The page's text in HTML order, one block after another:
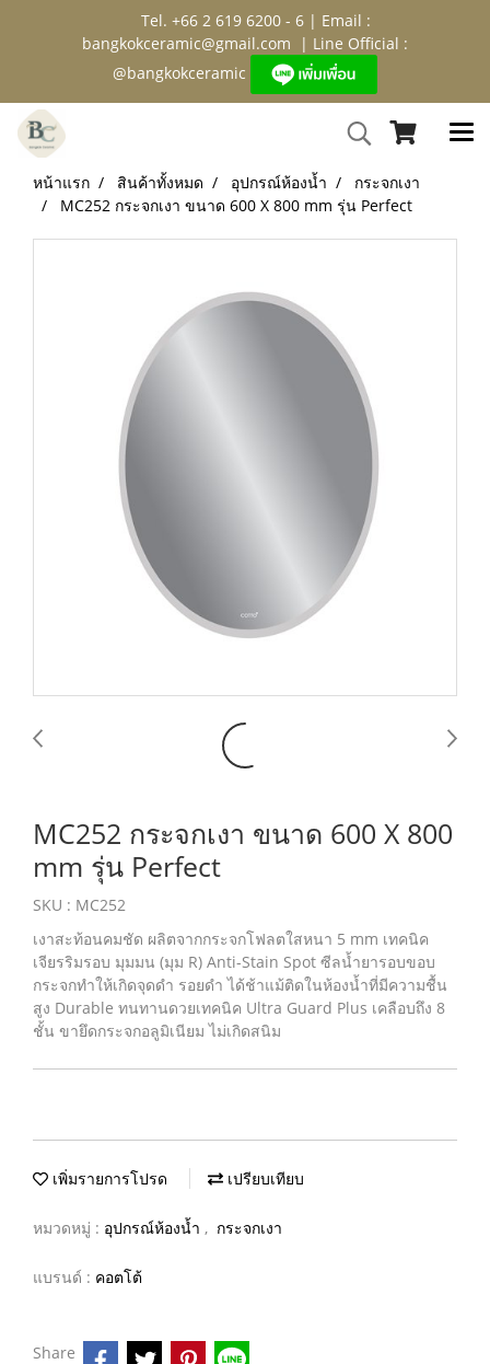
Tel. +66 2 619 6200 - 6 | Email :
bangkokceramic@gmail.com | Line Official :
@bangkokceramic
หน้าแรก สินค้าทั้งหมด อุปกรณ์ห้องน้ำ
กระจกเงา
MC252 กระจกเงา ขนาด 600 X 800 mm รุ่น Perfect
MC252 กระจกเงา ขนาด 600 X 800
mm รุ่น Perfect
SKU : MC252
เงาสะท้อนคมชัด ผลิตจากกระจกโฟลตใสหนา 5 mm เทคนิค
เจียรริมรอบ มุมมน (มุม R) Anti-Stain Spot ซีลน้ำยารอบขอบ
กระจกทำให้เกิดจุดดำ รอยดำ ได้ช้าแม้ติดในห้องน้ำที่มีความชื้น
สูง Durable ทนทานดวยเทคนิค Ultra Guard Plus เคลือบถึง 8
ชั้น ขายึดกระจกอลูมิเนียม ไม่เกิดสนิม
เพิ่มรายการโปรด เปรียบเทียบ
หมวดหมู่ : อุปกรณ์ห้องน้ำ , กระจกเงา
แบรนด์ : คอตโต้
Share